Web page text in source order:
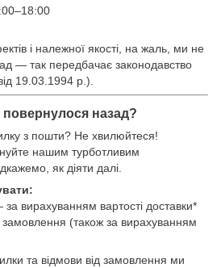
і належної якості, на жаль, ми не
— так передбачає законодавство
19.03.1994 р.).
назад?
з пошти? Не хвилюйтеся!
нашим турботливим
як діяти далі.
вирахуванням вартості доставки*
(також за вирахуванням
та відмови від замовлення ми